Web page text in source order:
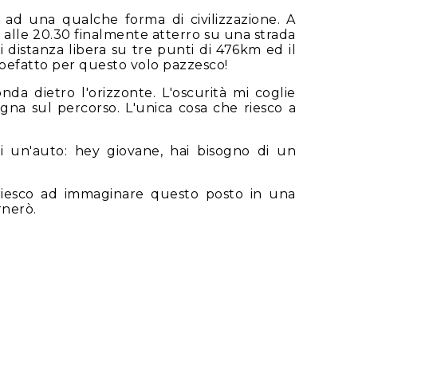
una qualche forma di civilizzazione. A
20.30 finalmente atterro su una strada
libera su tre punti di 476km ed il
per questo volo pazzesco!
dietro l'orizzonte. L'oscurità mi coglie
sul percorso. L'unica cosa che riesco a
un'auto: hey giovane, hai bisogno di un
ad immaginare questo posto in una